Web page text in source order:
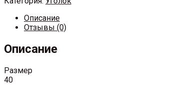
Описание
Отзывы (0)
Описание
Размер
40